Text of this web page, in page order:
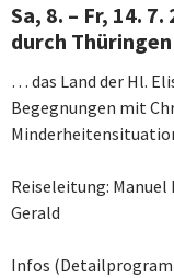
Sa, 8. – Fr, 14.
durch Thüringen
… das Land der Hl.
Begegnungen mit
Reiseleitung:
Gerald
Infos